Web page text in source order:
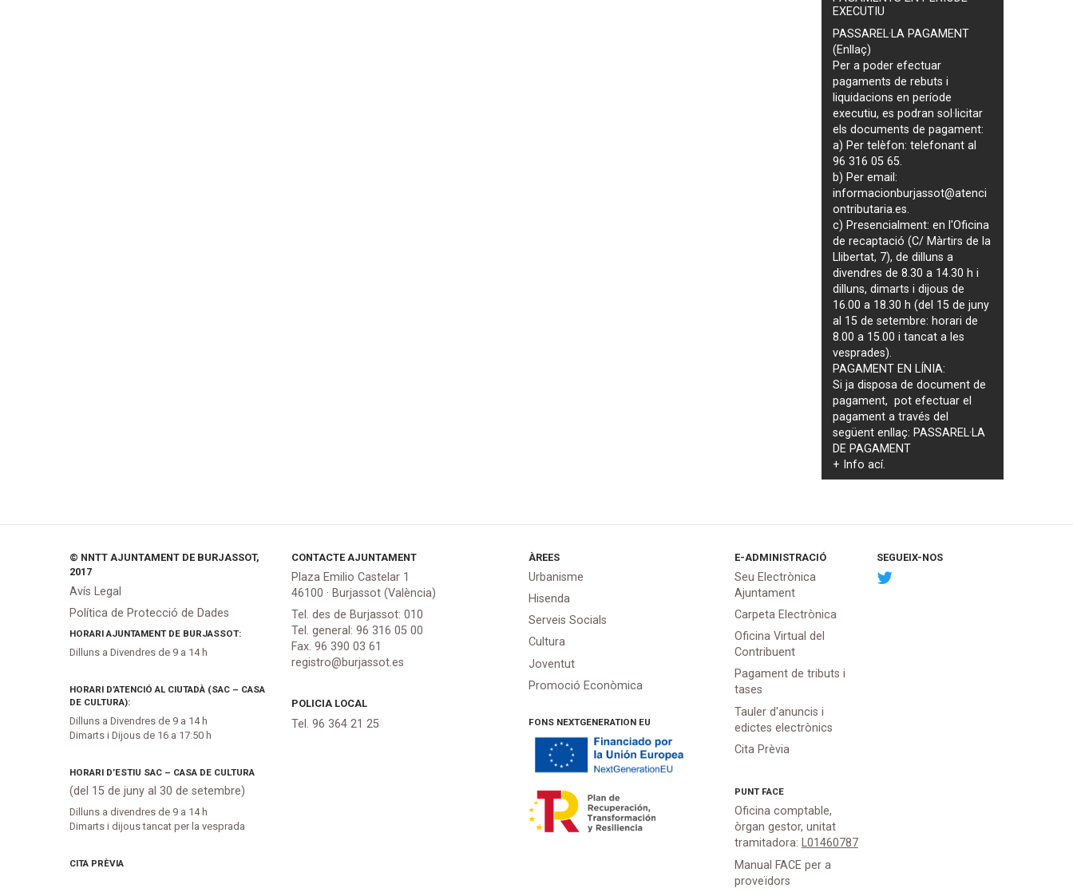
EXECUTIU
PASSAREL·LA PAGAMENT
(Enllaç)
Per a poder efectuar
pagaments derebuts i
liquidacions en període
executiu, es podransol·licitar
els documents de pagament:
a) Per telèfon: telefonant al
96 316 05 65.
b) Per email:
informacionburjassot@atenci
ontributaria.es.
c) Presencialment: en l'Oficina
de recaptació (C/ Màrtirs de la
Llibertat, 7), de dilluns a
divendres de 8.30 a 14.30 h i
dilluns, dimarts i dijous de
16.00 a 18.30 h (del 15 de juny
al 15 de setembre: horari de
8.00 a 15.00 i tancat a les
vesprades).
PAGAMENT EN LÍNIA:
Si ja disposa de document de
pagament, pot efectuar el
pagament a través del
següent enllaç: PASSAREL·LA
DE PAGAMENT
+ Infoací.
© NNTT AJUNTAMENT DE BURJASSOT,
2017
Avís Legal
Política de Protecció de Dades
HORARI AJUNTAMENT DE BURJASSOT:
Dilluns a Divendres de 9 a 14 h
HORARI D’ATENCIÓ AL CIUTADÀ (SAC – CASA
DE CULTURA):
Dilluns a Divendres de 9 a 14 h
Dimarts i Dijous de 16 a 17:50 h
HORARI D’ESTIU SAC – CASA DE CULTURA
(del 15 de juny al 30 de setembre)
Dilluns a divendres de 9 a 14 h
Dimarts i dijous tancat per la vesprada
CITA PRÈVIA
CONTACTE AJUNTAMENT
Plaza Emilio Castelar 1
46100 · Burjassot (València)
Tel. des de Burjassot: 010
Tel. general: 96 316 05 00
Fax. 96 390 03 61
registro@burjassot.es
POLICIA LOCAL
Tel. 96 364 21 25
ÀREES
Urbanisme
Hisenda
Serveis Socials
Cultura
Joventut
Promoció Econòmica
FONS NEXTGENERATION EU
E-ADMINISTRACIÓ
Seu Electrònica
Ajuntament
Carpeta Electrònica
Oficina Virtual del
Contribuent
Pagament de tributs i
tases
Tauler d'anuncis i
edictes electrònics
Cita Prèvia
PUNT FACE
Oficina comptable,
òrgan gestor, unitat
tramitadora: L01460787
Manual FACE per a
proveïdors
SEGUEIX-NOS